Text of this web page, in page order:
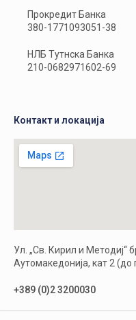
Прокредит Банка
380-1771093051-38
НЛБ Тутнска Банка
210-0682971602-69
Контакт и локација
Ул. „Св. Кирил и Методиј“
Аутомакедонија, кат 2
+389 (0)2 3200030